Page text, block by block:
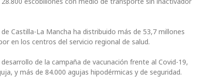
Castilla-La Mancha ha distribuido más de 53,7 millones
en los centros del servicio regional de salud.
de la campaña de vacunación frente al Covid-19,
y más de 84.000 agujas hipodérmicas y de seguridad.